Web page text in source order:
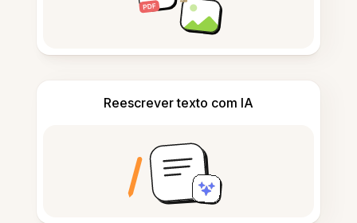
Reescrever texto com IA